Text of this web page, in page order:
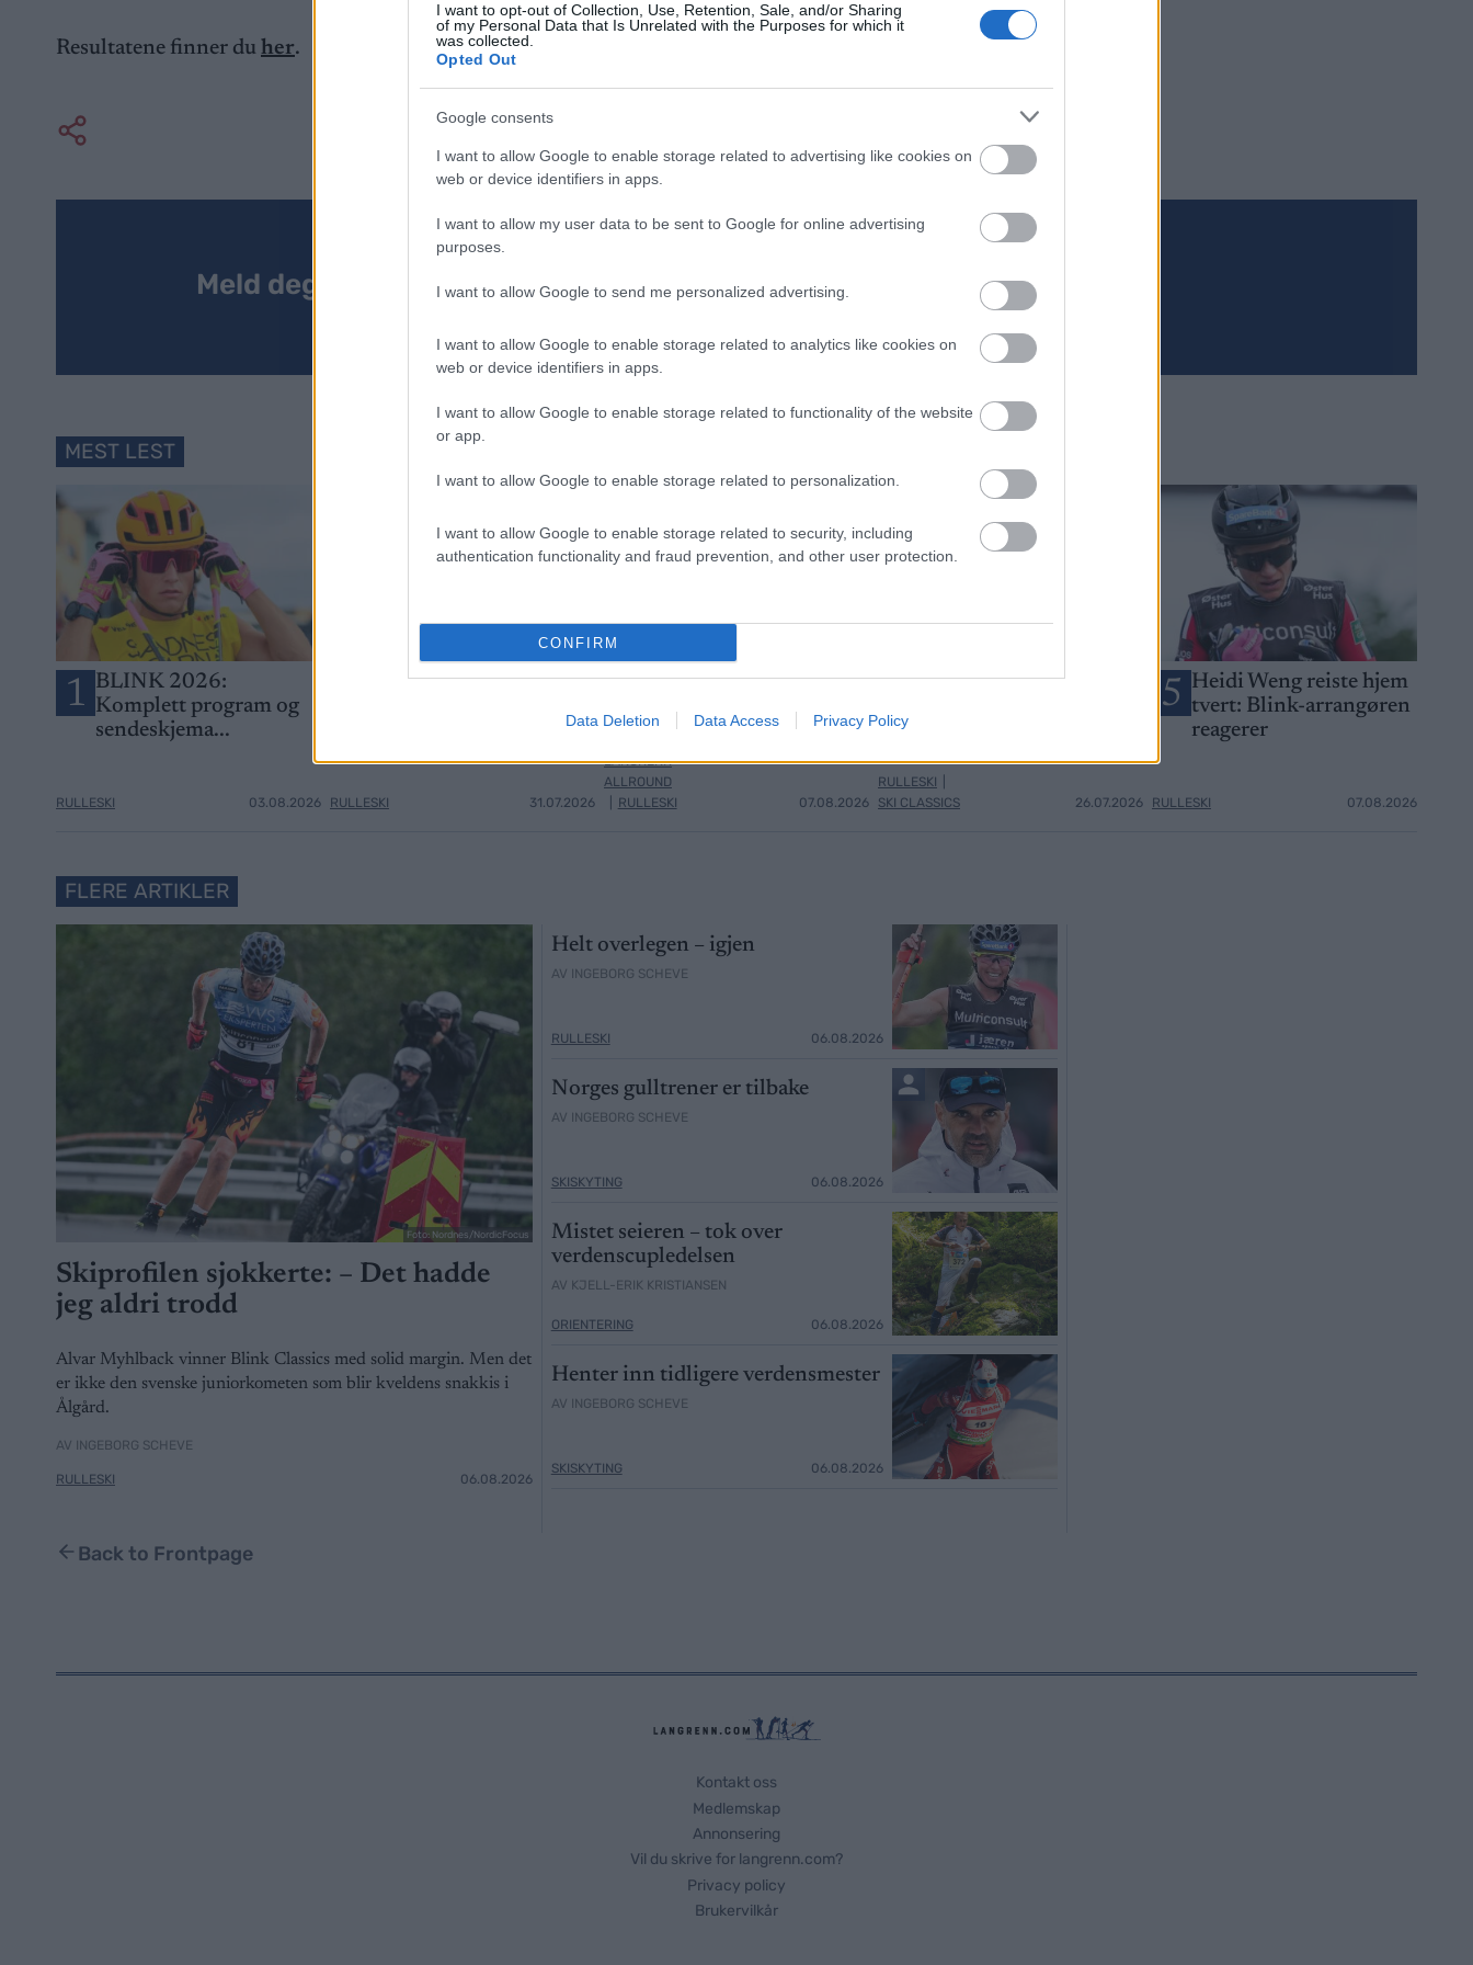
I want to opt-out of Collection, Use, Retention, Sale, and/or Sharing
of my Personal Data that Is Unrelated with the Purposes for which it
was collected.
Opted Out
Google consents
I want to allow Google to enable storage related to advertising like cookies on
web or device identifiers in apps.
I want to allow my user data to be sent to Google for online advertising
purposes.
I want to allow Google to send me personalized advertising.
I want to allow Google to enable storage related to analytics like cookies on
web or device identifiers in apps.
I want to allow Google to enable storage related to functionality of the website
or app.
I want to allow Google to enable storage related to personalization.
I want to allow Google to enable storage related to security, including
authentication functionality and fraud prevention, and other user protection.
CONFIRM
Data Deletion Data Access Privacy Policy
Resultatene finner du her.
Meld deg på vårt nyhetsbrev Meld deg på
MEST LEST
1 BLINK 2026:
Komplett program og
sendeskjema...
RULLESKI 03.08.2026
Verdenscupvinneren og
RULLESKI 31.07.2026
Northug knuser
Hedegart, Heggen og
nesten hele landslaget
LANGRENN
ALLROUND
RULLESKI 07.08.2026
Norsk maktoppvisning
RULLESKI
SKI CLASSICS
26.07.2026
5 Heidi Weng reiste hjem
tvert: Blink-arrangøren
reagerer
RULLESKI 07.08.2026
FLERE ARTIKLER
Foto: Nordnes/NordicFocus
Skiprofilen sjokkerte: – Det hadde
jeg aldri trodd
Alvar Myhlback vinner Blink Classics med solid margin. Men det
er ikke den svenske juniorkometen som blir kveldens snakkis i
Ålgård.
AV INGEBORG SCHEVE
RULLESKI 06.08.2026
Helt overlegen – igjen
AV INGEBORG SCHEVE
RULLESKI 06.08.2026
Norges gulltrener er tilbake
AV INGEBORG SCHEVE
SKISKYTING 06.08.2026
Mistet seieren – tok over
verdenscupledelsen
AV KJELL-ERIK KRISTIANSEN
ORIENTERING 06.08.2026
Henter inn tidligere verdensmester
AV INGEBORG SCHEVE
SKISKYTING 06.08.2026
Back to Frontpage
Kontakt oss
Medlemskap
Annonsering
Vil du skrive for langrenn.com?
Privacy policy
Brukervilkår